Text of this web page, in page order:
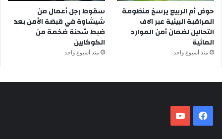
حوض أم الربيع يرسخ منظومة
المراقبة البيئية عبر آلاف
التحاليل لضمان أمن الموارد
المائية
منذ أسبوع واحد
سقوط رجل أعمال من
شيشاوة في قبضة الأمن بعد
ضبط شحنة ضخمة من
الكوكايين
منذ أسبوع واحد
فيسبوك